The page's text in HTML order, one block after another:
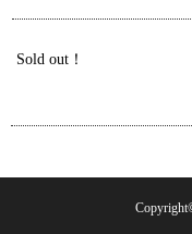
Sold out！